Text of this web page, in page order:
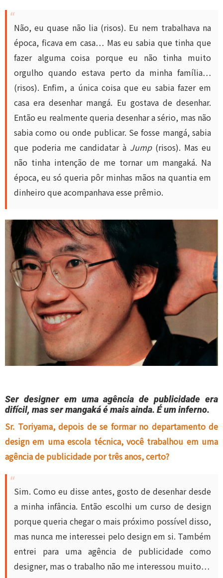
Não, eu quase não lia (risos). Eu nem trabalhava na
época, ficava em casa… Mas eu sabia que tinha que
fazer alguma coisa porque eu não tinha muito
orgulho quando estava perto da minha família…
(risos). Enfim, a única coisa que eu sabia fazer em
casa era desenhar mangá. Eu gostava de desenhar.
Então eu realmente queria desenhar a sério, mas não
sabia como ou onde publicar. Se fosse mangá, sabia
que poderia me candidatar à Jump(risos). Mas eu
não tinha intenção de me tornar um mangaká. Na
época, eu só queria pôr minhas mãos na quantia em
dinheiro que acompanhava esse prêmio.
Ser designer em uma agência de publicidade era
difícil, mas ser mangaká é mais ainda. É um inferno.
Sr. Toriyama, depois de se formar no departamento de
design em uma escola técnica, você trabalhou em uma
agência de publicidade por três anos, certo?
Sim. Como eu disse antes, gosto de desenhar desde
a minha infância. Então escolhi um curso de design
porque queria chegar o mais próximo possível disso,
mas nunca me interessei pelo design em si. Também
entrei para uma agência de publicidade como
designer, mas o trabalho não me interessou muito…